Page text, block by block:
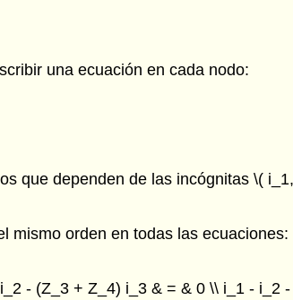
una ecuación en cada nodo:
que dependen de las incógnitas \(
mismo orden en todas las ecuaciones:
- (Z_3 + Z_4) i_3 & = & 0 \\ i_1 - i_2